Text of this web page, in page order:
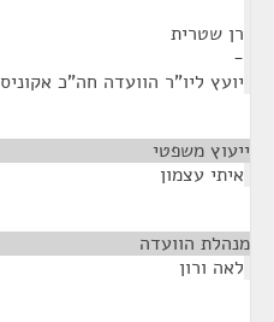
רן שטרית
-
יועץ ליו"ר הוועדה חה"כ אקוניס
ייעוץ משפטי
איתי עצמון
מנהלת הוועדה
לאה ורון